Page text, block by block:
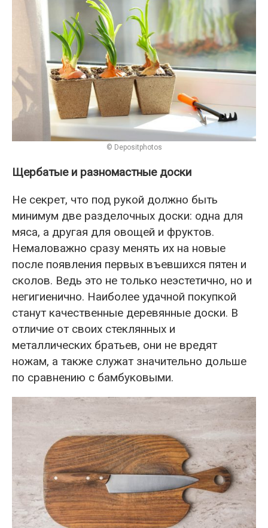
© Depositphotos
Щербатые и разномастные доски
Не секрет, что под рукой должно быть
минимум две разделочных доски: одна для
мяса, а другая для овощей и фруктов.
Немаловажно сразу менять их на новые
после появления первых въевшихся пятен и
сколов. Ведь это не только неэстетично, но и
негигиенично. Наиболее удачной покупкой
станут качественные деревянные доски. В
отличие от своих стеклянных и
металлических братьев, они не вредят
ножам, а также служат значительно дольше
по сравнению с бамбуковыми.